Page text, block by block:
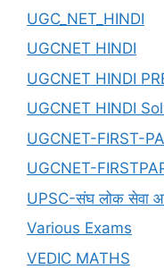
UGC_NET_HINDI
UGCNET HINDI
UGCNET HINDI
UGCNET HINDI
UGCNET-FIRST-
UGCNET-
UPSC-संघ लोक सेवा
Various Exams
VEDIC MATHS